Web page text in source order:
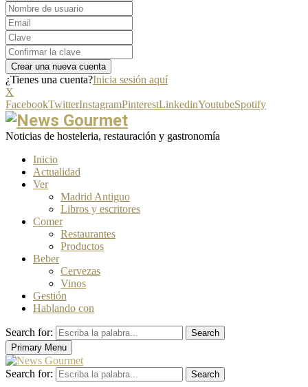
¿Tienes una cuenta?Inicia sesión aquí
X
FacebookTwitterInstagramPinterestLinkedinYoutubeSpotify
Noticias de hosteleria, restauración y gastronomía
Inicio
Actualidad
Ver
Madrid Antiguo
Libros y escritores
Comer
Restaurantes
Productos
Beber
Cervezas
Vinos
Gestión
Hablando con
Search for:
Search
Primary Menu
Search for: Search